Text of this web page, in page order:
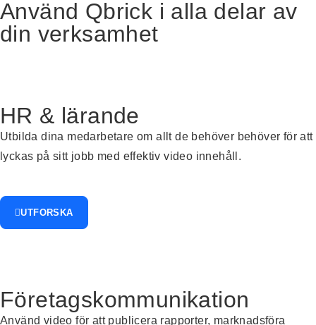
Använd Qbrick i alla delar av
din verksamhet
HR & lärande
Utbildadina medarbetare om allt de behöver behöver för att
lyckas på sitt jobb med effektiv video innehåll .
UTFORSKA
Företagskommunikation
Använd video för attpublicera rapporter, marknadsföra